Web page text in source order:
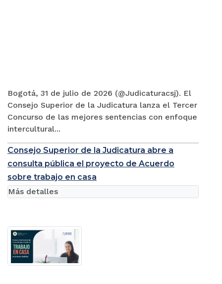
Bogotá, 31 de julio de 2026 (@Judicaturacsj). El
Consejo Superior de la Judicatura lanza el Tercer
Concurso de las mejores sentencias con enfoque
intercultural...
Consejo Superior de la Judicatura abre a
consulta pública el proyecto de Acuerdo
sobre trabajo en casa
Más detalles